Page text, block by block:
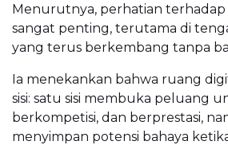
Menurutnya, perhatian terhadap
sangat penting, terutama di
yang terus berkembang tanpa
Ia menekankan bahwa ruang
sisi: satu sisi membuka peluang
berkompetisi, dan berprestasi,
menyimpan potensi bahaya